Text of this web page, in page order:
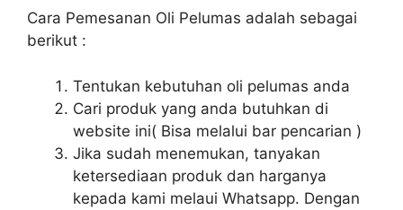
Cara Pemesanan Oli Pelumas adalah sebagai
berikut :
Tentukan kebutuhan oli pelumas anda
Cari produk yang anda butuhkan di
website ini( Bisa melalui bar pencarian )
Jika sudah menemukan, tanyakan
ketersediaan produk dan harganya
kepada kami melaui Whatsapp. Dengan